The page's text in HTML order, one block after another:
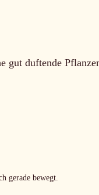
gut duftende
gerade bewegt.